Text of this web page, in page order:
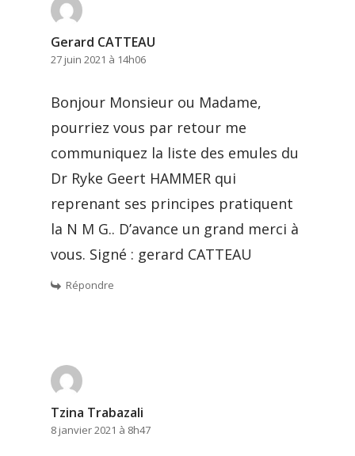
Gerard CATTEAU
27 juin 2021 à 14h06
Bonjour Monsieur ou Madame,
pourriez vous par retour me
communiquez la liste des emules du
Dr Ryke Geert HAMMER qui
reprenant ses principes pratiquent
la N M G.. D’avance un grand merci à
vous. Signé : gerard CATTEAU
Répondre
Tzina Trabazali
8 janvier 2021 à 8h47